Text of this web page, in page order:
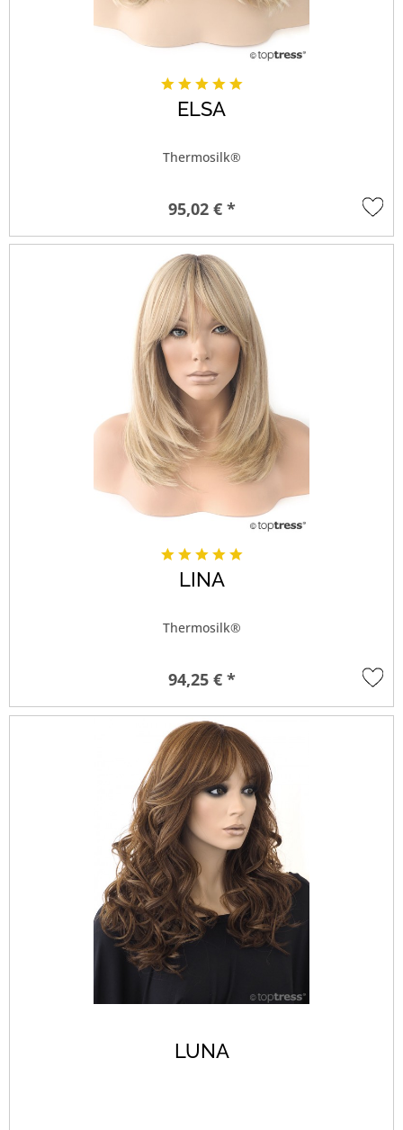
ELSA
Thermosilk®
95,02 € *
LINA
Thermosilk®
94,25 € *
LUNA